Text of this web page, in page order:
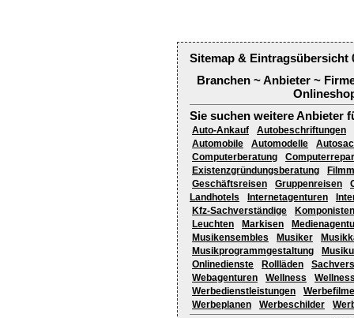
Sitemap & Eintragsübersicht
Branchen ~ Anbieter ~
Sie suchen weitere Anbieter
Auto-Ankauf
Autobeschriftungen
Automobile
Automodelle
Computerberatung
Existenzgründungsberatung
Geschäftsreisen
Gruppenreisen
Landhotels
Internetagenturen
Kfz-Sachverständige
Komponisten
Leuchten
Markisen
Musikensembles
Musiker
Musikprogrammgestaltung
Onlinedienste
Rollläden
Webagenturen
Wellness
Werbedienstleistungen
Werbefilme
Werbeplanen
Werbeschilder